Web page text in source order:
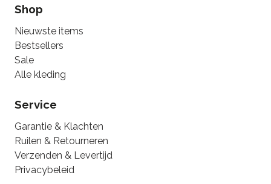
Shop
Nieuwste items
Bestsellers
Sale
Alle kleding
Service
Garantie & Klachten
Ruilen & Retourneren
Verzenden & Levertijd
Privacybeleid